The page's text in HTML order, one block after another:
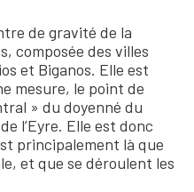
de gravité de la
composée des villes
et Biganos. Elle est
mesure, le point de
» du doyenné du
l’Eyre. Elle est donc
principalement là que
et que se déroulent les